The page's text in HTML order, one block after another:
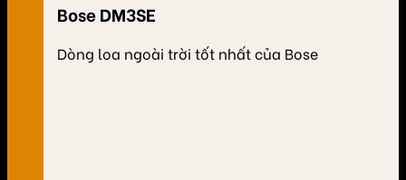
Bose DM3SE
Dòng loa ngoài trời tốt nhất của Bose